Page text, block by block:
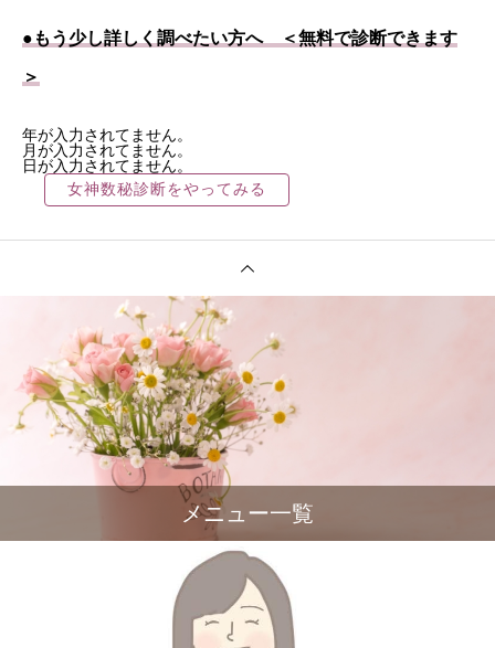
●もう少し詳しく調べたい方へ ＜無料で診断できます
＞
年が入力されてません。
月が入力されてません。
日が入力されてません。
メニュー一覧